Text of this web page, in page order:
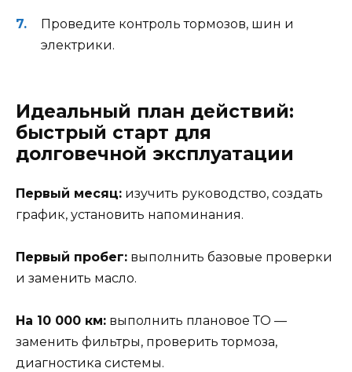
Проведите контроль тормозов, шин и
электрики.
Идеальный план действий:
быстрый старт для
долговечной эксплуатации
Первый месяц: изучить руководство, создать
график, установить напоминания.
Первый пробег: выполнить базовые проверки
и заменить масло.
На 10 000 км: выполнить плановое ТО —
заменить фильтры, проверить тормоза,
диагностика системы.